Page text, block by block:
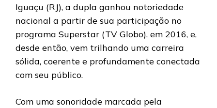
Iguaçu (RJ), a dupla ganhou notoriedade
nacional a partir de sua participação no
programa Superstar (TV Globo), em 2016, e,
desde então, vem trilhando uma carreira
sólida, coerente e profundamente conectada
com seu público.
Com uma sonoridade marcada pela